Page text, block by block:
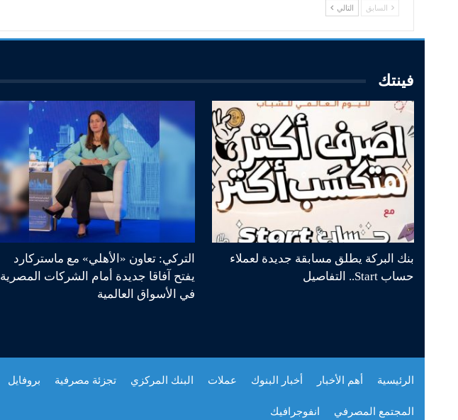
السابق التالي
فينتك
بنك البركة يطلق مسابقة جديدة لعملاء
حساب Start.. التفاصيل
التركي: تعاون «الأهلي» مع ماستركارد
يفتح آفاقا جديدة أمام الشركات المصرية
في الأسواق العالمية
الرئيسية أهم الأخبار أخبار البنوك عملات البنك المركزي تجزئة مصرفية بروفايل
المجتمع المصرفي انفوجرافيك